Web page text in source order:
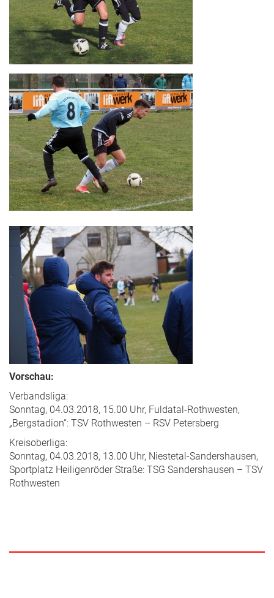
Vorschau:
Verbandsliga:
Sonntag, 04.03.2018, 15.00 Uhr, Fuldatal-Rothwesten,
„Bergstadion“: TSV Rothwesten – RSV Petersberg
Kreisoberliga:
Sonntag, 04.03.2018, 13.00 Uhr, Niestetal-Sandershausen,
Sportplatz Heiligenröder Straße: TSG Sandershausen – TSV
Rothwesten